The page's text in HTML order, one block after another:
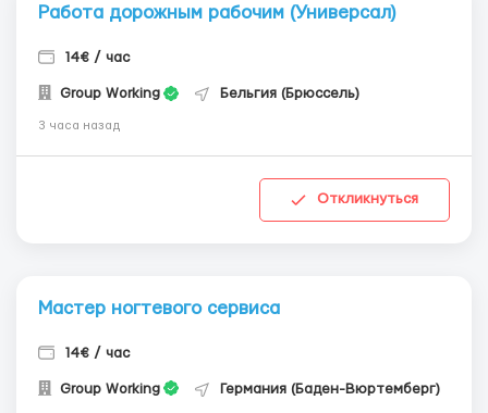
Работа дорожным рабочим (Универсал)
14€ / час
Group Working Бельгия (Брюссель)
3 часа назад
Откликнуться
Мастер ногтевого сервиса
14€ / час
Group Working Германия (Баден-Вюртемберг)